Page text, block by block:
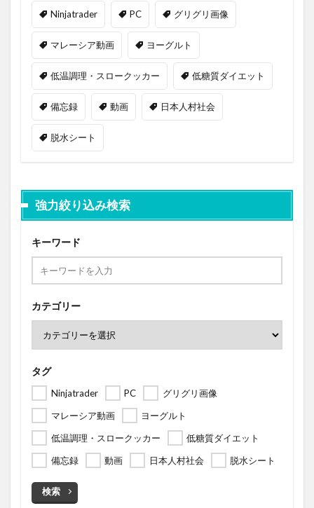
Ninjatrader PC グリグリ画像
マレーシア動画 ヨーグルト
低温調理・スロークッカー 低糖質ダイエット
備忘録 動画 日本人村社会
脱水シート
強力絞り込み検索
キーワード
カテゴリー
タグ
Ninjatrader PC
グリグリ画像
マレーシア動画
ヨーグルト
低温調理・スロークッカー
低糖質ダイエット
備忘録
動画 日本人村社会 脱水シート
検索